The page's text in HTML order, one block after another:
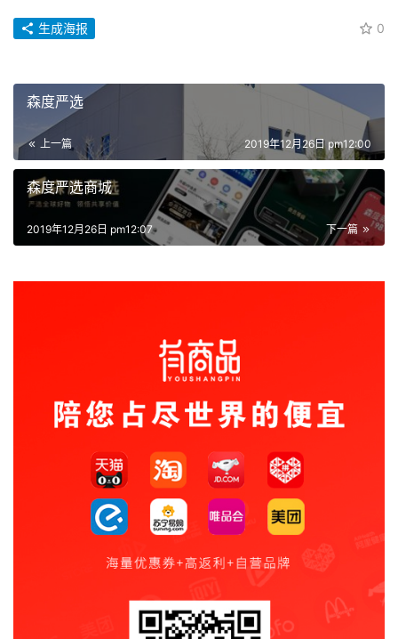
0
生成海报
森度严选
上一篇 2019年12月26日 pm12:00
森度严选商城
下一篇
2019年12月26日 pm12:07